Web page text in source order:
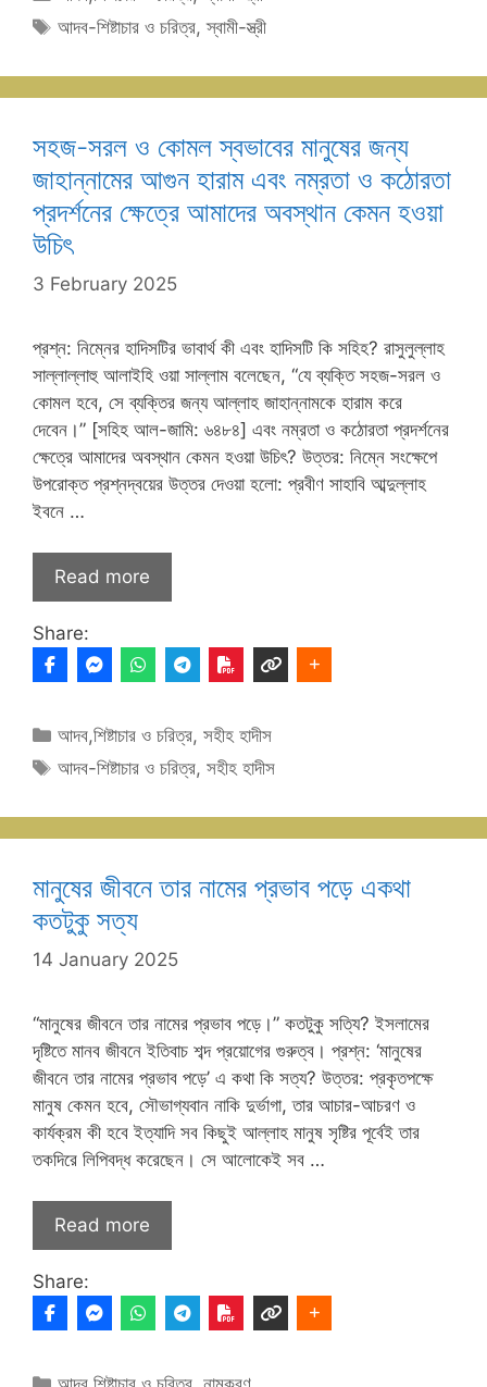
Tags
আদব-শিষ্টাচার ও চরিত্র,স্বামী-স্ত্রী
সহজ-সরল ও কোমল স্বভাবের মানুষের জন্য
জাহান্নামের আগুন হারাম এবং নম্রতা ও কঠোরতা
প্রদর্শনের ক্ষেত্রে আমাদের অবস্থান কেমন হওয়া
উচিৎ
3 February 2025
প্রশ্ন: নিম্নের হাদিসটির ভাবার্থ কী এবং হাদিসটি কি সহিহ? রাসুলুল্লাহ
সাল্লাল্লাহু আলাইহি ওয়া সাল্লাম বলেছেন, “যে ব্যক্তি সহজ-সরল ও
কোমল হবে, সে ব্যক্তির জন্য আল্লাহ জাহান্নামকে হারাম করে
দেবেন।” [সহিহ আল-জামি: ৬৪৮৪] এবং নম্রতা ও কঠোরতা প্রদর্শনের
ক্ষেত্রে আমাদের অবস্থান কেমন হওয়া উচিৎ? উত্তর: নিম্নে সংক্ষেপে
উপরোক্ত প্রশ্নদ্বয়ের উত্তর দেওয়া হলো: প্রবীণ সাহাবি আব্দুল্লাহ
ইবনে …
Read more
Share:
Categories
আদব,শিষ্টাচার ও চরিত্র,সহীহ হাদীস
Tags
আদব-শিষ্টাচার ও চরিত্র,সহীহ হাদীস
মানুষের জীবনে তার নামের প্রভাব পড়ে একথা
কতটুকু সত্য
14 January 2025
“মানুষের জীবনে তার নামের প্রভাব পড়ে।” কতটুকু সত্যি? ইসলামের
দৃষ্টিতে মানব জীবনে ইতিবাচ শব্দ প্রয়োগের গুরুত্ব। প্রশ্ন: ‘মানুষের
জীবনে তার নামের প্রভাব পড়ে’ এ কথা কি সত্য? উত্তর: প্রকৃতপক্ষে
মানুষ কেমন হবে, সৌভাগ্যবান নাকি দুর্ভাগা, তার আচার-আচরণ ও
কার্যক্রম কী হবে ইত্যাদি সব কিছুই আল্লাহ মানুষ সৃষ্টির পূর্বেই তার
তকদিরে লিপিবদ্ধ করেছেন। সে আলোকেই সব …
Read more
Share:
Categories